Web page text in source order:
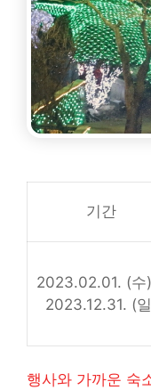
기간
2023.02.01. (수
2023.12.31. (
행사와 가까운 숙